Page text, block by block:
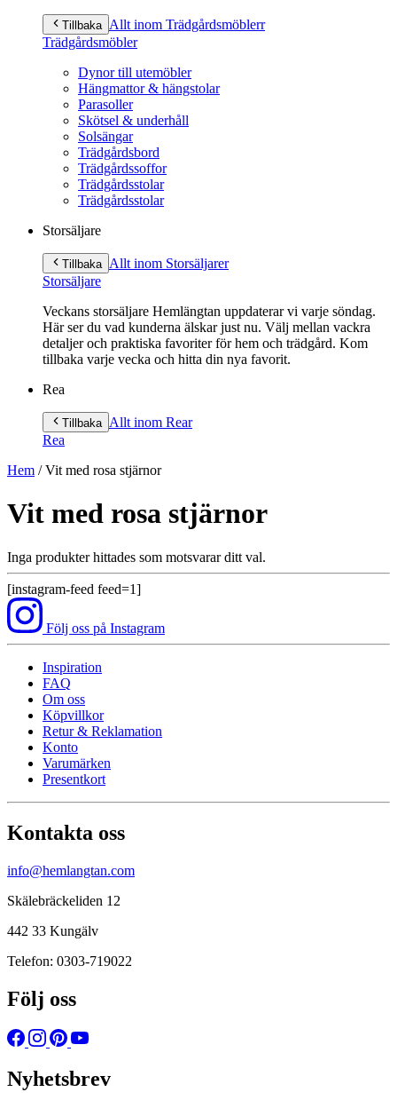
Tillbaka Allt inom Trädgårdsmöblerr
Trädgårdsmöbler
Dynor till utemöbler
Hängmattor & hängstolar
Parasoller
Skötsel & underhåll
Solsängar
Trädgårdsbord
Trädgårdssoffor
Trädgårdsstolar
Trädgårdsstolar
Storsäljare
Tillbaka Allt inom Storsäljarer
Storsäljare
Veckans storsäljare Hemlängtan uppdaterar vi varje söndag.
Här ser du vad kunderna älskar just nu. Välj mellan vackra
detaljer och praktiska favoriter för hem och trädgård. Kom
tillbaka varje vecka och hitta din nya favorit.
Rea
Tillbaka Allt inom Rear
Rea
Hem /Vit med rosa stjärnor
Vit med rosa stjärnor
Inga produkter hittades som motsvarar ditt val.
[instagram-feed feed=1]
Följ oss på Instagram
Inspiration
FAQ
Om oss
Köpvillkor
Retur & Reklamation
Konto
Varumärken
Presentkort
Kontakta oss
info@hemlangtan.com
Skälebräckeliden 12
442 33 Kungälv
Telefon: 0303-719022
Följ oss
Nyhetsbrev